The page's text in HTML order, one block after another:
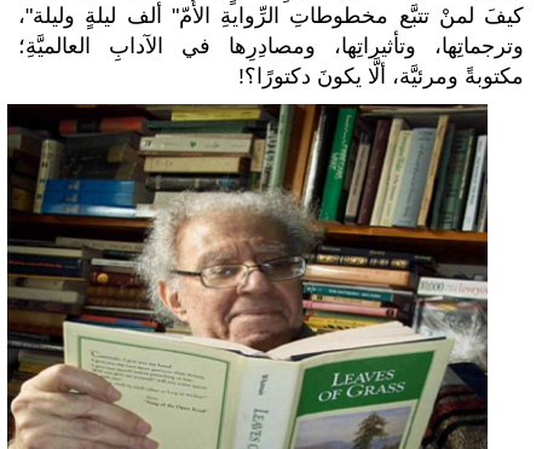
كيفَ لمنْ تتبَّع مخطوطاتِ الرِّوايةِ الأُمّ" ألف ليلةٍ وليلة"،
وترجماتِها، وتأثيراتِها، ومصادِرِها في الآدابِ العالميَّةِ؛
مكتوبةً ومرئيَّة، ألَّا يكونَ دكتورًا؟!